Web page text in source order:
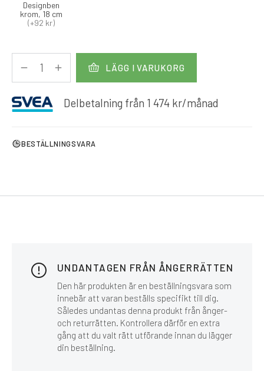
Designben
krom, 18 cm
(+92 kr)
LÄGG I VARUKORG
Delbetalning från 1 474 kr/månad
BESTÄLLNINGSVARA
UNDANTAGEN FRÅN ÅNGERRÄTTEN
Den här produkten är en beställningsvara som
innebär att varan beställs specifikt till dig.
Således undantas denna produkt från ånger-
och returrätten. Kontrollera därför en extra
gång att du valt rätt utförande innan du lägger
din beställning.